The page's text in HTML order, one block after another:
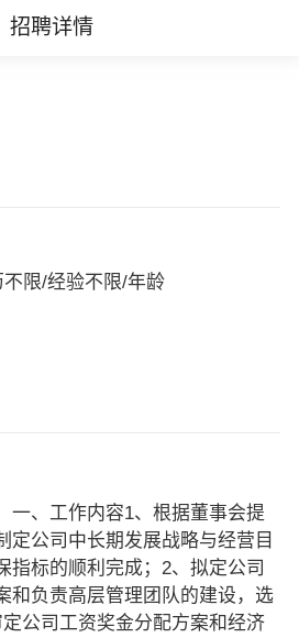
招聘详情
限/经验不限/年龄
一、工作内容1、根据董事会提
定公司中长期发展战略与经营目
指标的顺利完成；2、拟定公司
和负责高层管理团队的建设，选
公司工资奖金分配方案和经济